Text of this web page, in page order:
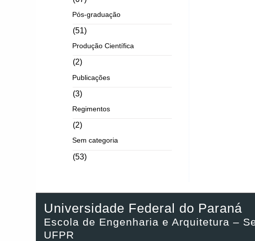
Pós-graduação
(51)
Produção Científica
(2)
Publicações
(3)
Regimentos
(2)
Sem categoria
(53)
Universidade Federal do Paraná
Escola de Engenharia e Arquitetura –
UFPR